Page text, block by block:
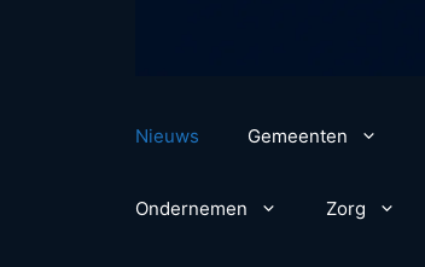
Nieuws Gemeenten
Ondernemen Zorg